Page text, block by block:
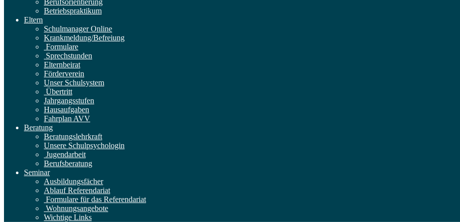
Berufsorientierung
Betriebspraktikum
Eltern
Schulmanager Online
Krankmeldung/Befreiung
Formulare
Sprechstunden
Elternbeirat
Förderverein
Unser Schulsystem
Übertritt
Jahrgangsstufen
Hausaufgaben
Fahrplan AVV
Beratung
Beratungslehrkraft
Unsere Schulpsychologin
Jugendarbeit
Berufsberatung
Seminar
Ausbildungsfächer
Ablauf Referendariat
Formulare für das Referendariat
Wohnungsangebote
Wichtige Links